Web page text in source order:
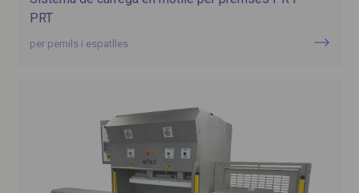
PRT
per pernils i espatlles